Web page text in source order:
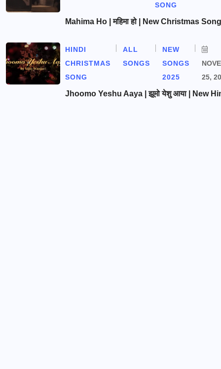
SONG
Mahima Ho | महिमा हो | New Christmas Song
HINDI
CHRISTMAS
SONG
ALL
SONGS
NEW
SONGS
2025
25,
Jhoomo Yeshu Aaya | झूमो येशु आया | New